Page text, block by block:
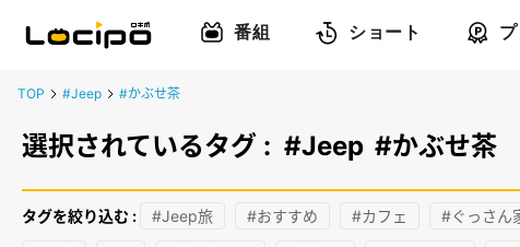
番組 ショート
TOP #Jeep #かぶせ茶
選択されているタグ : #Jeep #かぶせ茶
タグを絞り込む : #Jeep旅 #おすすめ #カフェ #ぐっさん